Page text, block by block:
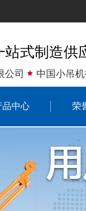
站式制造供
公司 中国小吊
品中心 荣